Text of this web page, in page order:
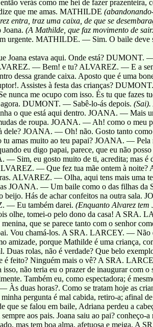
verás como me hei de fazer
que me amas. MATHILDE
entra, traz uma caixa, de que se
(A Mathilde, que faz movimento de
urgente. MATHILDE. — Sim. O baile deve
estava aqui. Onde está? DUMONT.
— Bem! e tu? ALVAREZ. — E a
dessa grande caixa. Aposto que é uma
Assistes à festa das crianças?
me ocupo com isso. És tu que fazes
DUMONT. — Sabê-lo-ás depois. (Sai).
o que está aqui dentro. JOANA. — Mais
de roupa. JOANA. — Ah! como o meu
dele? JOANA. — Oh! não. Gosto tanto
amas muito ao teu papai? JOANA. —
eu digo papai, parece, que eu não
Sim, eu gosto muito de ti, acredita; mas é
— Que fez tua mãe ontem à
ALVAREZ. — Olha, aqui tens mais
JOANA. — Um baile como o das filhas da
Hás de achar confeitos na outra sala.
— Eu também darei. (Enquanto Alvarez tem
olhe, tomei-o pelo dono da casa! A SRA.
que se parece tanto com o senhor
Vou chamá-los. A SRA. LARCEY. — Não
amizade, porque Mathilde é uma criança,
Duas rolas, não é verdade? Que belo
é feito? Ninguém mais o vê? A SRA.
não teria eu o prazer de inaugurar com
Também eu, como espectadora; é
duas horas?. Como se tratam hoje as
pergunta é mal cabida, retiro-a; afinal de
que se falou em baile, Adriana perdeu a
aos pais. Joana saiu ao pai?
mas tem boa alma, afetuosa e meiga. A